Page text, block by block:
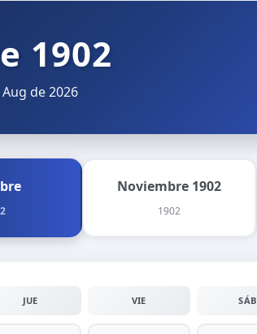
1902
de 2026
Noviembre 1902
1902
JUE VIE SÁB